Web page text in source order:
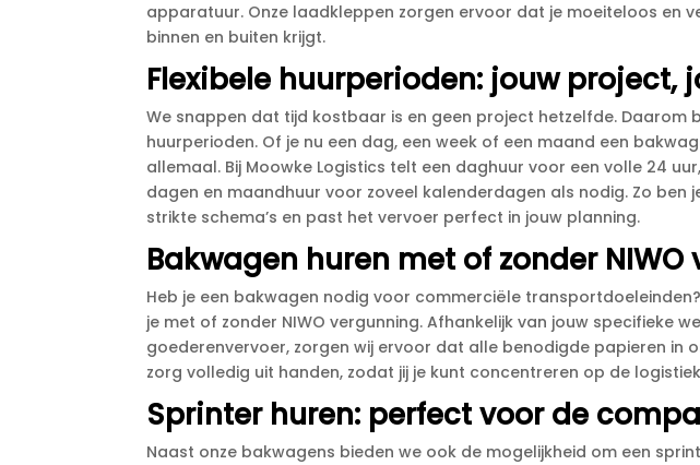
apparatuur.​ Onze laadkleppen zorgen ervoor dat je moeiteloos en
binnen en buiten krijgt.​
Flexibele huurperioden: jouw project,
We snappen dat tijd kostbaar is en geen project hetzelfde.​ Daarom
huurperioden.​ Of je nu een dag, een week of een maand een
allemaal.​ Bij Moowke Logistics telt een daghuur voor een volle 24
dagen en maandhuur voor zoveel kalenderdagen als nodig.​ Zo ben
strikte schema’s en past het vervoer perfect in jouw planning.​
Bakwagen huren met of zonder
Heb je een bakwagen nodig voor commerciële
je met of zonder NIWO vergunning.​ Afhankelijk van jouw specifieke
goederenvervoer, zorgen wij ervoor dat alle benodigde papieren in
zorg volledig uit handen, zodat jij je kunt concentreren op de
Sprinter huren: perfect voor de
Naast onze bakwagens bieden we ook de mogelijkheid om een